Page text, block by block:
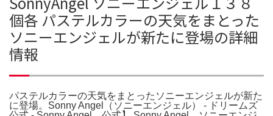
個各 パステルカラーの天気をまとった
ソニーエンジェルが新たに登場の詳細
情報
パステルカラーの天気をまとったソニーエンジェルが新た
に登場。Sonny Angel（ソニーエンジェル） - ドリームズ